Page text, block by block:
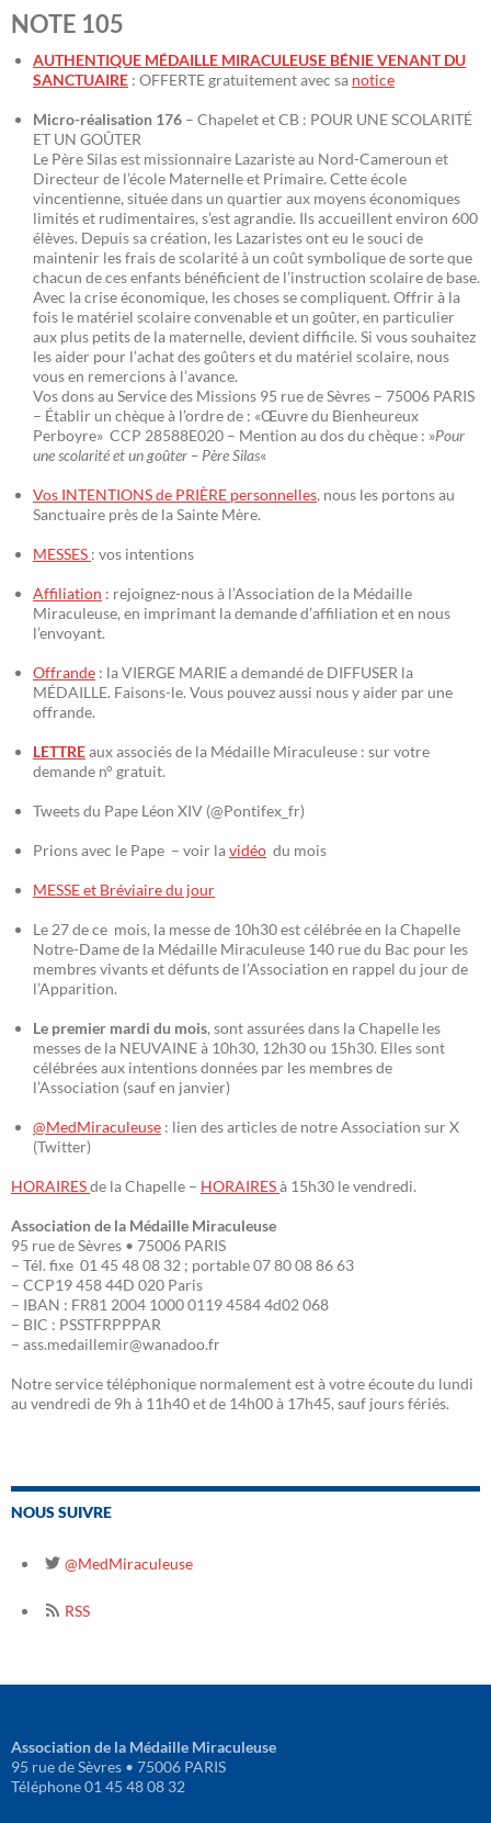
NOTE 105
AUTHENTIQUE MÉDAILLE MIRACULEUSE BÉNIE VENANT DU
SANCTUAIRE : OFFERTE gratuitement avec sa notice
Micro-réalisation 176 – Chapelet et CB : POUR UNE SCOLARITÉ
ET UN GOÛTER
Le Père Silas est missionnaire Lazariste au Nord-Cameroun et
Directeur de l’école Maternelle et Primaire. Cette école
vincentienne, située dans un quartier aux moyens économiques
limités et rudimentaires, s’est agrandie. Ils accueillent environ 600
élèves. Depuis sa création, les Lazaristes ont eu le souci de
maintenir les frais de scolarité à un coût symbolique de sorte que
chacun de ces enfants bénéficient de l’instruction scolaire de base.
Avec la crise économique, les choses se compliquent. Offrir à la
fois le matériel scolaire convenable et un goûter, en particulier
aux plus petits de la maternelle, devient difficile. Si vous souhaitez
les aider pour l’achat des goûters et du matériel scolaire, nous
vous en remercions à l’avance.
Vos dons au Service des Missions 95 rue de Sèvres – 75006 PARIS
– Établir un chèque à l’ordre de : «Œuvre du Bienheureux
Perboyre» CCP 28588E020 – Mention au dos du chèque : »Pour
une scolarité et un goûter – Père Silas«
Vos INTENTIONS de PRIÈRE personnelles, nous les portons au
Sanctuaire près de la Sainte Mère.
MESSES : vos intentions
Affiliation : rejoignez-nous à l’Association de la Médaille
Miraculeuse, en imprimant la demande d’affiliation et en nous
l’envoyant.
Offrande : la VIERGE MARIE a demandé de DIFFUSER la
MÉDAILLE. Faisons-le. Vous pouvez aussi nous y aider par une
offrande.
LETTREaux associés de la Médaille Miraculeuse : sur votre
demande n° gratuit.
Tweets du Pape Léon XIV (@Pontifex_fr)
Prions avec le Pape – voir lavidéo du mois
MESSE et Bréviaire du jour
Le 27 de ce mois, la messe de 10h30 est célébrée en la Chapelle
Notre-Dame de la Médaille Miraculeuse 140 rue du Bac pour les
membres vivants et défunts de l’Association en rappel du jour de
l’Apparition.
Le premier mardi du mois, sont assurées dans la Chapelle les
messes de la NEUVAINE à 10h30, 12h30 ou 15h30. Elles sont
célébrées aux intentions données par les membres de
l’Association (sauf en janvier)
@MedMiraculeuse : lien des articles de notre Association sur X
(Twitter)
HORAIRESde la Chapelle – HORAIRESà 15h30 le vendredi.
Association de la Médaille Miraculeuse
95 rue de Sèvres • 75006 PARIS
– Tél. fixe 01 45 48 08 32 ; portable 07 80 08 86 63
– CCP19 458 44D 020 Paris
– IBAN : FR81 2004 1000 0119 4584 4d02 068
– BIC : PSSTFRPPPAR
– ass.medaillemir@wanadoo.fr
Notre service téléphonique normalement est à votre écoute du lundi
au vendredi de 9h à 11h40 et de 14h00 à 17h45, sauf jours fériés.
NOUS SUIVRE
@MedMiraculeuse
RSS
Association de la Médaille Miraculeuse
95 rue de Sèvres • 75006 PARIS
Téléphone 01 45 48 08 32